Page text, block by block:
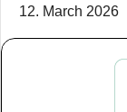
12. March 2026